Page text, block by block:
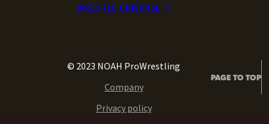
WRESTLE UNIVERSE ↗︎
© 2023 NOAH ProWrestling
Company
Privacy policy
PAGE TO TOP